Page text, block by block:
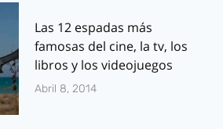
Las 12 espadas más
famosas del cine, la tv, los
libros y los videojuegos
Abril 8, 2014